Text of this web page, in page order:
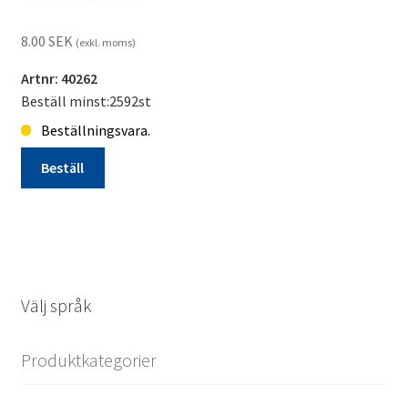
8.00 SEK (exkl. moms)
Artnr: 40262
Beställ minst:2592st
Beställningsvara.
Beställ
beställningsvara
Välj språk
Produktkategorier